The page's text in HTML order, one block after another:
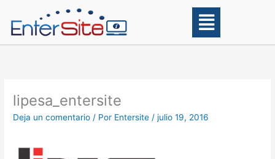
contenido
Main
Menu
lipesa_entersite
Deja un comentario / Por Entersite/julio 19, 2016